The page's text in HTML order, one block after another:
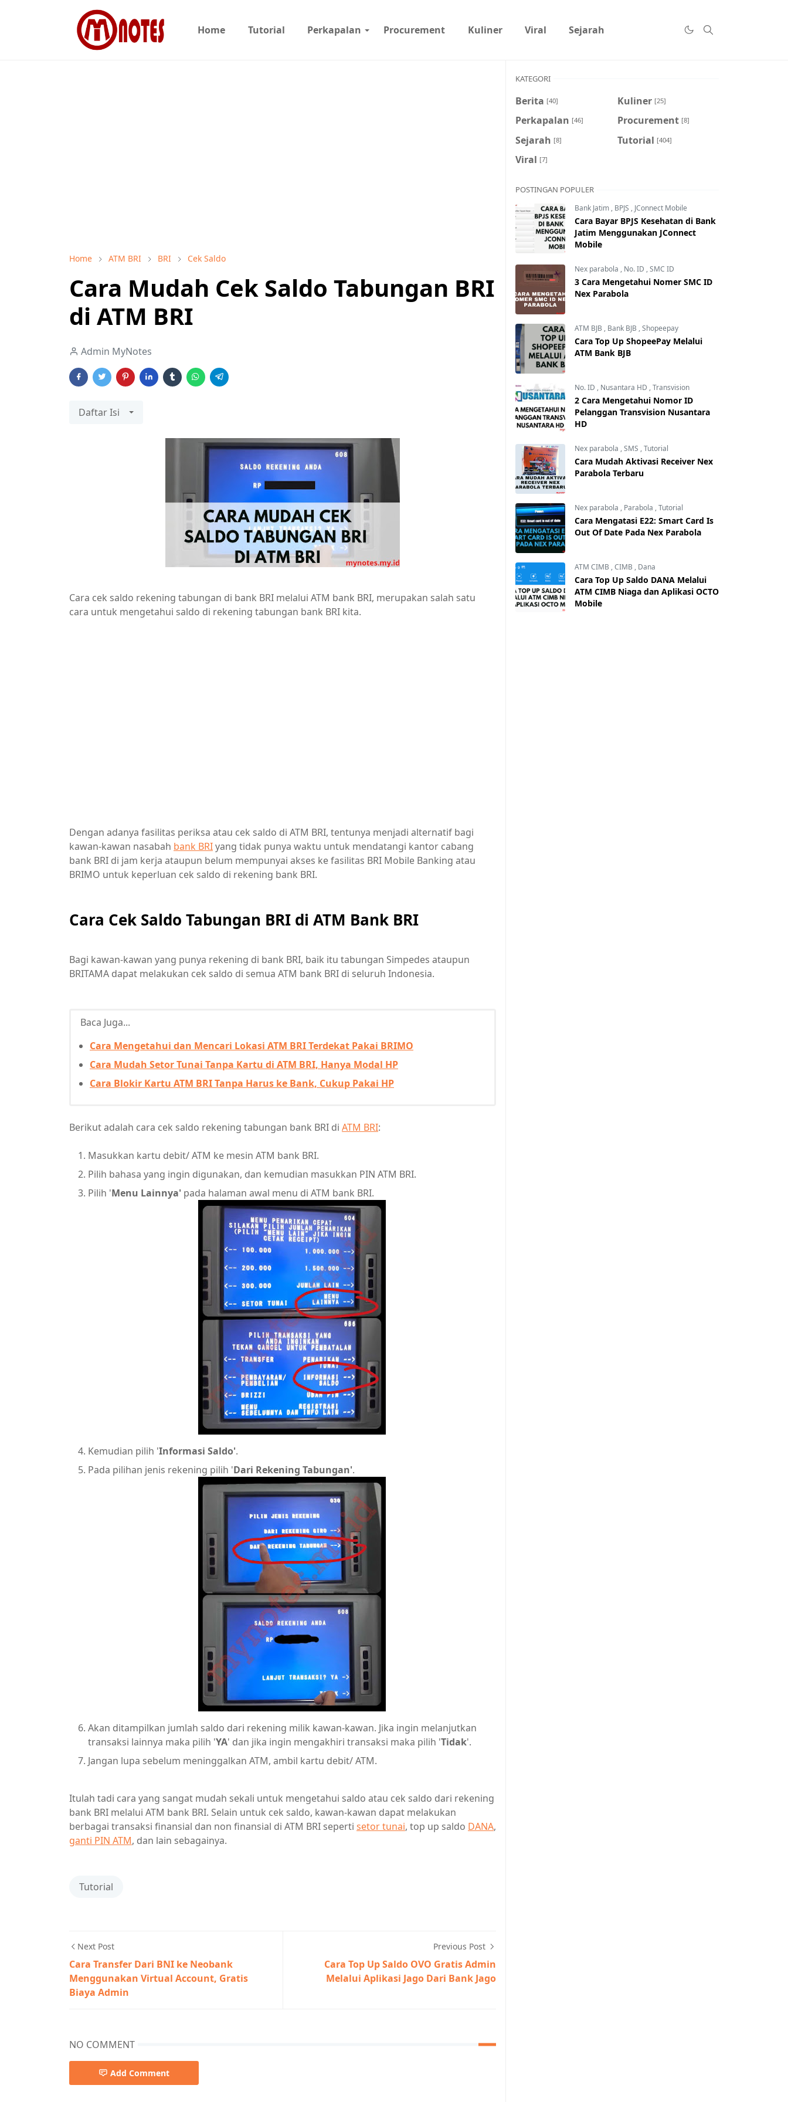
Home Tutorial Perkapalan Procurement Kuliner Viral Sejarah
Home ATM BRI BRI Cek Saldo
Cara Mudah Cek Saldo Tabungan BRI
di ATM BRI
Admin MyNotes
Daftar Isi
Cara cek saldo rekening tabungan di bank BRI melalui ATM bank BRI, merupakan salah satu
cara untuk mengetahui saldo di rekening tabungan bank BRI kita.
Dengan adanya fasilitas periksa atau cek saldo di ATM BRI, tentunya menjadi alternatif bagi
kawan-kawan nasabah bank BRIyang tidak punya waktu untuk mendatangi kantor cabang
bank BRI di jam kerja ataupun belum mempunyai akses ke fasilitas BRI Mobile Banking atau
BRIMO untuk keperluan cek saldo di rekening bank BRI.
Cara Cek Saldo Tabungan BRI di ATM Bank BRI
Bagi kawan-kawan yang punya rekening di bank BRI, baik itu tabungan Simpedes ataupun
BRITAMA dapat melakukan cek saldo di semua ATM bank BRI di seluruh Indonesia.
Baca Juga...
Cara Mengetahui dan Mencari Lokasi ATM BRI Terdekat Pakai BRIMO
Cara Mudah Setor Tunai Tanpa Kartu di ATM BRI, Hanya Modal HP
Cara Blokir Kartu ATM BRI Tanpa Harus ke Bank, Cukup Pakai HP
Berikut adalah cara cek saldo rekening tabungan bank BRI di ATM BRI:
Masukkan kartu debit/ ATM ke mesin ATM bank BRI.
Pilih bahasa yang ingin digunakan, dan kemudian masukkan PIN ATM BRI.
Pilih 'Menu Lainnya' pada halaman awal menu di ATM bank BRI.
Kemudian pilih 'Informasi Saldo'.
Pada pilihan jenis rekening pilih 'Dari Rekening Tabungan'.
Akan ditampilkan jumlah saldo dari rekening milik kawan-kawan. Jika ingin melanjutkan
transaksi lainnya maka pilih 'YA' dan jika ingin mengakhiri transaksi maka pilih 'Tidak'.
Jangan lupa sebelum meninggalkan ATM, ambil kartu debit/ ATM.
Itulah tadi cara yang sangat mudah sekali untuk mengetahui saldo atau cek saldo dari rekening
bank BRI melalui ATM bank BRI. Selain untuk cek saldo, kawan-kawan dapat melakukan
berbagai transaksi finansial dan non finansial di ATM BRI seperti setor tunai, top up saldo DANA,
ganti PIN ATM, dan lain sebagainya.
Tutorial
Next Post
Cara Transfer Dari BNI ke Neobank
Menggunakan Virtual Account, Gratis
Biaya Admin
Previous Post
Cara Top Up Saldo OVO Gratis Admin
Melalui Aplikasi Jago Dari Bank Jago
NO COMMENT
Add Comment
KATEGORI
Berita [40] Kuliner [25]
Perkapalan [46] Procurement [8]
Sejarah [8] Tutorial [404]
Viral [7]
POSTINGAN POPULER
Bank Jatim , BPJS , JConnect Mobile
Cara Bayar BPJS Kesehatan di Bank
Jatim Menggunakan JConnect
Mobile
Nex parabola , No. ID ,SMC ID
3 Cara Mengetahui Nomer SMC ID
Nex Parabola
ATM BJB , Bank BJB ,Shopeepay
Cara Top Up ShopeePay Melalui
ATM Bank BJB
No. ID , Nusantara HD ,Transvision
2 Cara Mengetahui Nomor ID
Pelanggan Transvision Nusantara
HD
Nex parabola ,SMS ,Tutorial
Cara Mudah Aktivasi Receiver Nex
Parabola Terbaru
Nex parabola , Parabola ,Tutorial
Cara Mengatasi E22: Smart Card Is
Out Of Date Pada Nex Parabola
ATM CIMB ,CIMB , Dana
Cara Top Up Saldo DANA Melalui
ATM CIMB Niaga dan Aplikasi OCTO
Mobile